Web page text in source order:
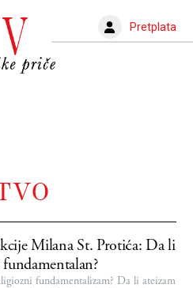
Pretplata
Milana St. Protića: Da li
fundamentalizam? Da li ateizam